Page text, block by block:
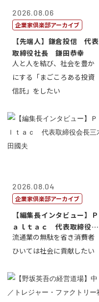
2026.08.06
企業家倶楽部アーカイブ
【先端人】鎌倉投信 代表
取締役社長 鎌田恭幸
人と人を結び、社会を豊か
にする「まごころある投資
信託」をしたい
2026.08.04
企業家倶楽部アーカイブ
【編集長インタビュー】Ｐ
ａｌｔａｃ 代表取締役会
長三木田國夫
流通業の無駄を省き消費者
ひいては社会に貢献したい